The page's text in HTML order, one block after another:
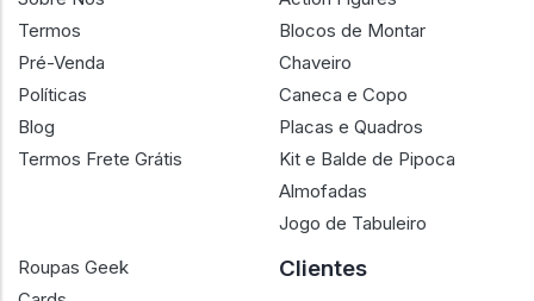
Termos
Pré-Venda
Políticas
Blog
Termos Frete Grátis
Blocos de Montar
Chaveiro
Caneca e Copo
Placas e Quadros
Kit e Balde de Pipoca
Almofadas
Jogo de Tabuleiro
Roupas Geek
Clientes